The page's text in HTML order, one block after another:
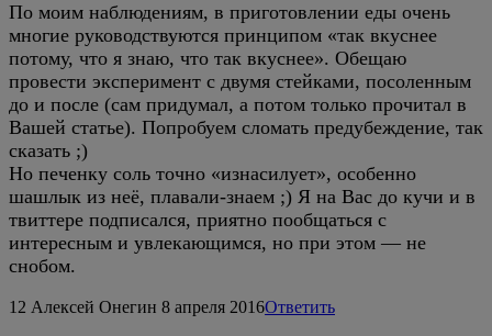
По моим наблюдениям, в приготовлении еды очень
многие руководствуются принципом «так вкуснее
потому, что я знаю, что так вкуснее». Обещаю
провести эксперимент с двумя стейками, посоленным
до и после (сам придумал, а потом только прочитал в
Вашей статье). Попробуем сломать предубеждение, так
сказать ;)
Но печенку соль точно «изнасилует», особенно
шашлык из неё, плавали-знаем ;) Я на Вас до кучи и в
твиттере подписался, приятно пообщаться с
интересным и увлекающимся, но при этом — не
снобом.
12 Алексей Онегин 8 апреля 2016Ответить